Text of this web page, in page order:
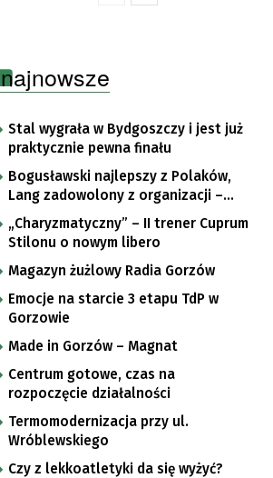
najnowsze
Stal wygrała w Bydgoszczy i jest już
praktycznie pewna finału
Bogusławski najlepszy z Polaków,
Lang zadowolony z organizacji –
komentarze po trzecim etapie Tour
de Pologne
„Charyzmatyczny” – II trener Cuprum
Stilonu o nowym libero
Magazyn żużlowy Radia Gorzów
Emocje na starcie 3 etapu TdP w
Gorzowie
Made in Gorzów – Magnat
Centrum gotowe, czas na
rozpoczęcie działalności
Termomodernizacja przy ul.
Wróblewskiego
Czy z lekkoatletyki da się wyżyć?